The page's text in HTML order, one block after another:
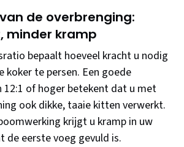
de overbrenging:
minder kramp
bepaalt hoeveel kracht u nodig
koker te persen. Een goede
12:1 of hoger betekent dat u met
ook dikke, taaie kitten verwerkt.
krijgt u kramp in uw
de eerste voeg gevuld is.